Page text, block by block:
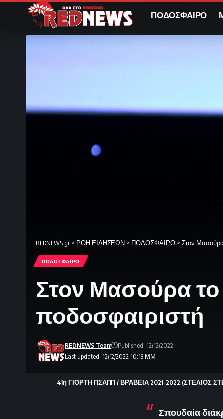
ΠΟΔΟΣΦΑΙΡΟ
REDNEWS.gr > ΡΟΗ ΕΙΔΗΣΕΩΝ > ΠΟΔΟΣΦΑΙΡΟ > Στον Μασούρα
ΠΟΔΟΣΦΑΙΡΟ
Στον Μασούρα
ποδοσφαιριστή
Last updated: 12/12/2022 10:13 ΜΜ
REDNEWS Team Published: 12/12/2022
41η ΓΙΟΡΤΗ ΠΣΑΠΠ / ΒΡΑΒΕΙΑ 2021-2022 (ΣΤΕΛΙΟΣ
Σπουδαία